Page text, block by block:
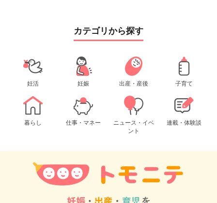
カテゴリから探す
妊活 妊娠 出産・産後 子育て
暮らし 仕事・マネー
ニュース・イベ
ント
連載・体験談